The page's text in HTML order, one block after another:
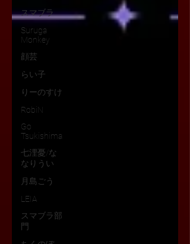
スマブラ
Suruga
Monkey
顔芸
らい子
りーのすけ
RobiN
Go
Tsukishima
七浬憂/な
なりうい
月島ごう
LEIA
スマブラ部
門